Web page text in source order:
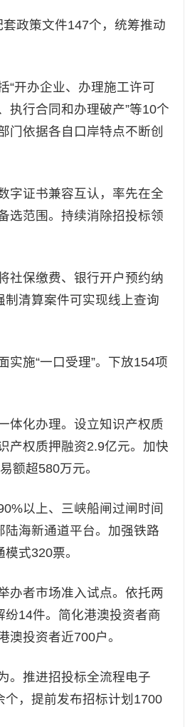
政策文件147个，统筹推动
开办企业、办理施工许可
执行合同和办理破产”等10个
门依据各自口岸特点不断创
证书兼容互认，率先在全
选范围。持续消除招投标领
保缴费、银行开户预约纳
制清算案件可实现线上查询
施“一口受理”。下放154项
化办理。设立知识产权质
产权质押融资2.9亿元。加快
额超580万元。
以上、三峡船闸过闸时间
陆海新通道平台。加强铁路
式320票。
者市场准入试点。依托两
14件。简化港澳投资者商
投资者近700户。
推进招投标全流程电子
，提前发布招标计划1700